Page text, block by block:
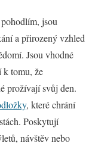
jsou
a přirozený vzhled
Jsou vhodné
k tomu, že
prožívají svůj den.
, které chrání
Poskytují
návštěv nebo